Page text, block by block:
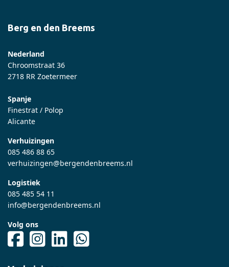
Berg en den Breems
Nederland
Chroomstraat 36
2718 RR Zoetermeer
Spanje
Finestrat / Polop
Alicante
Verhuizingen
085 486 88 65
verhuizingen@bergendenbreems.nl
Logistiek
085 485 54 11
info@bergendenbreems.nl
Volg ons